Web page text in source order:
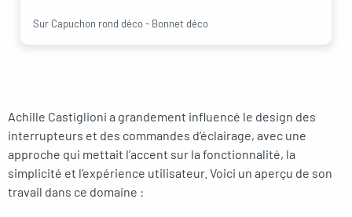
Sur Capuchon rond déco - Bonnet déco
Achille Castiglioni a grandement influencé le design des
interrupteurs et des commandes d’éclairage, avec une
approche qui mettait l’accent sur la fonctionnalité, la
simplicité et l’expérience utilisateur. Voici un aperçu de son
travail dans ce domaine :